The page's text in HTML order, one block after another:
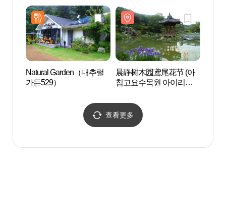
제)
Natural Garden（내추럴
가든529）
晨静树木园鸢尾花节 (아
침고요수목원 아이리스
查看更多